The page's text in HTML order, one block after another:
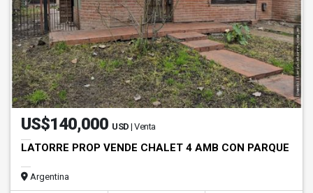
US$140,000 USD | Venta
LATORRE PROP VENDE CHALET 4 AMB CON PARQUE
Argentina